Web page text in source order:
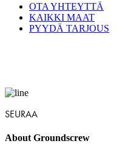
OTA YHTEYTTÄ
KAIKKI MAAT
PYYDÄ TARJOUS
SEURAA
About Groundscrew